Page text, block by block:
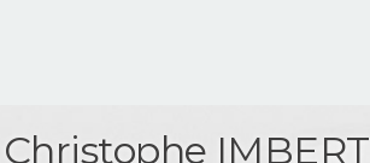
Christophe IMBERT